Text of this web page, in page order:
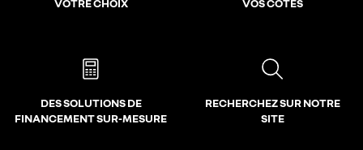
VOTRE CHOIX
VOS CÔTÉS
DES SOLUTIONS DE
FINANCEMENT SUR-MESURE
RECHERCHEZ SUR NOTRE
SITE